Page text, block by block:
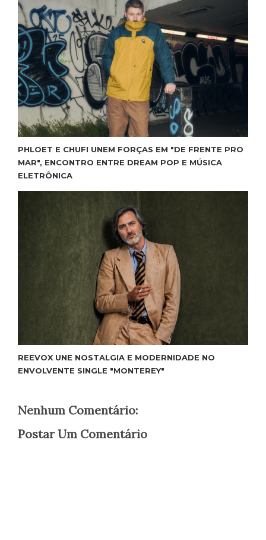
PHLOET E CHUFI UNEM FORÇAS EM "DE FRENTE PRO
MAR", ENCONTRO ENTRE DREAM POP E MÚSICA
ELETRÔNICA
REEVOX UNE NOSTALGIA E MODERNIDADE NO
ENVOLVENTE SINGLE "MONTEREY"
Nenhum Comentário:
Postar Um Comentário